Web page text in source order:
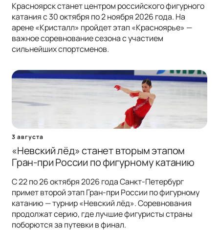
Красноярск станет центром российского фигурного
катания с 30 октября по 2 ноября 2026 года. На
арене «Кристалл» пройдет этап «Красноярье» —
важное соревнование сезона с участием
сильнейших спортсменов.
3 августа
«Невский лёд» станет вторым этапом
Гран-при России по фигурному катанию
С 22 по 26 октября 2026 года Санкт-Петербург
примет второй этап Гран-при России по фигурному
катанию — турнир «Невский лёд». Соревнования
продолжат серию, где лучшие фигуристы страны
поборются за путевки в финал.